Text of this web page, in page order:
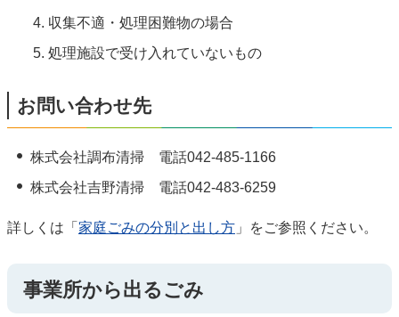
収集不適・処理困難物の場合
処理施設で受け入れていないもの
お問い合わせ先
株式会社調布清掃 電話042-485-1166
株式会社吉野清掃 電話042-483-6259
詳しくは「 家庭ごみの分別と出し方 」をご参照ください。
事業所から出るごみ